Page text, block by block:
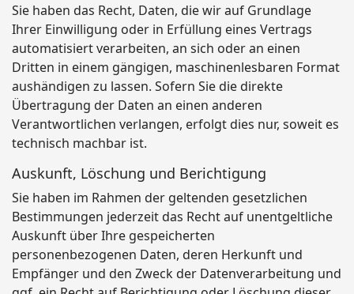
Sie haben das Recht, Daten, die wir auf Grundlage
Ihrer Einwilligung oder in Erfüllung eines Vertrags
automatisiert verarbeiten, an sich oder an einen
Dritten in einem gängigen, maschinenlesbaren Format
aushändigen zu lassen. Sofern Sie die direkte
Übertragung der Daten an einen anderen
Verantwortlichen verlangen, erfolgt dies nur, soweit es
technisch machbar ist.
Auskunft, Löschung und Berichtigung
Sie haben im Rahmen der geltenden gesetzlichen
Bestimmungen jederzeit das Recht auf unentgeltliche
Auskunft über Ihre gespeicherten
personenbezogenen Daten, deren Herkunft und
Empfänger und den Zweck der Datenverarbeitung und